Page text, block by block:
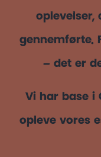
oplevelser,
gennemførte.
– det er
Vi har base i
opleve vores